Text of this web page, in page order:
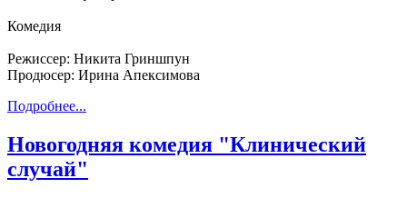
Комедия
Режиссер: Никита Гриншпун
Продюсер: Ирина Апексимова
Подробнее...
Новогодняя комедия "Клинический
случай"